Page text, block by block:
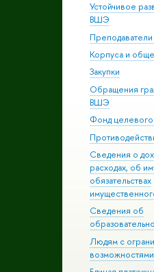
Устойчивое
ВШЭ
Преподаватели
Корпуса и
Закупки
Обращения
ВШЭ
Фонд целевого
Сведения о
расходах, об
обязательствах
Сведения об
Людям с